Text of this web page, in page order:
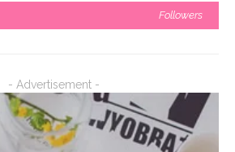
Followers
- Advertisement -